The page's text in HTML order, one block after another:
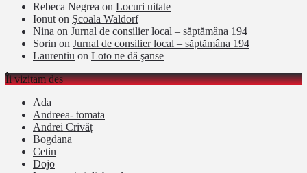
Rebeca Negrea on Locuri uitate
Ionut on Şcoala Waldorf
Nina on Jurnal de consilier local – săptămâna 194
Sorin on Jurnal de consilier local – săptămâna 194
Laurentiu on Loto ne dă şanse
Îi vizitam des
Ada
Andreea- tomata
Andrei Crivăț
Bogdana
Cetin
Dojo